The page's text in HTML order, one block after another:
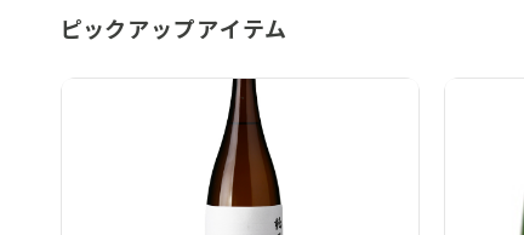
ピックアップアイテム